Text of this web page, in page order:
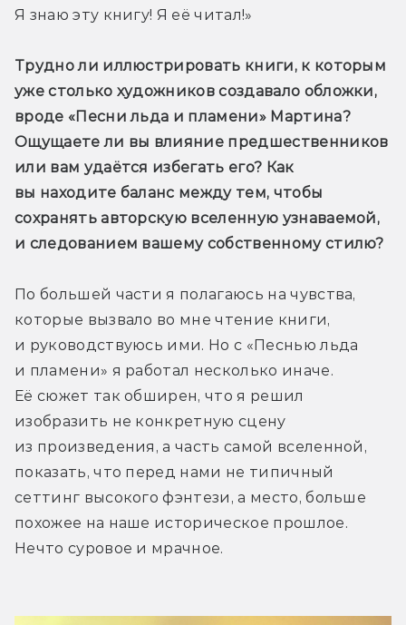
Я знаю эту книгу! Я её читал!»
Трудно ли иллюстрировать книги, к которым
уже столько художников создавало обложки,
вроде «Песни льда и пламени» Мартина?
Ощущаете ли вы влияние предшественников
или вам удаётся избегать его? Как
вы находите баланс между тем, чтобы
сохранять авторскую вселенную узнаваемой,
и следованием вашему собственному стилю?
По большей части я полагаюсь на чувства,
которые вызвало во мне чтение книги,
и руководствуюсь ими. Но с «Песнью льда
и пламени» я работал несколько иначе.
Её сюжет так обширен, что я решил
изобразить не конкретную сцену
из произведения, а часть самой вселенной,
показать, что перед нами не типичный
сеттинг высокого фэнтези, а место, больше
похожее на наше историческое прошлое.
Нечто суровое и мрачное.